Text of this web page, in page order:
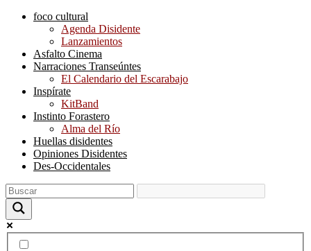
foco cultural
Agenda Disidente
Lanzamientos
Asfalto Cinema
Narraciones Transeúntes
El Calendario del Escarabajo
Inspírate
KitBand
Instinto Forastero
Alma del Río
Huellas disidentes
Opiniones Disidentes
Des-Occidentales